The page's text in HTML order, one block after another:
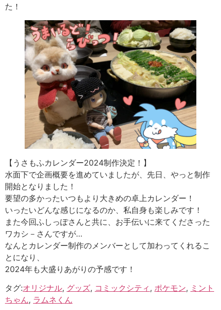
た！
【うさもふカレンダー2024制作決定！】
水面下で企画概要を進めていましたが、先日、やっと制作
開始となりました！
要望の多かったいつもより大きめの卓上カレンダー！
いったいどんな感じになるのか、私自身も楽しみです！
また今回ふしっぽさんと共に、お手伝いに来てくださった
ワカシ－さんですが…
なんとカレンダー制作のメンバーとして加わってくれるこ
とになり、
2024年も大盛りあがりの予感です！
タグ:オリジナル, グッズ, コミックシティ , ポケモン, ミント
ちゃん, ラムネくん